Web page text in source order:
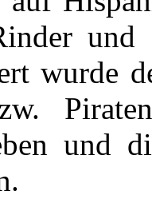
und
wurde
und